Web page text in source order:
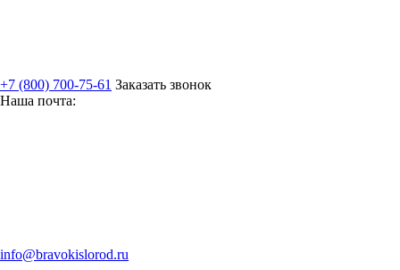
+7 (800) 700-75-61 Заказать звонок
Наша почта:
info@bravokislorod.ru